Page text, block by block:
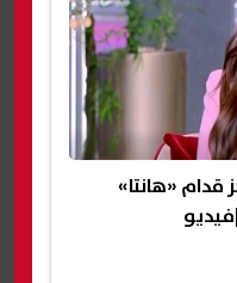
قدام «هانتا»